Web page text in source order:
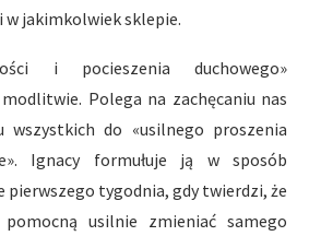
w jakimkolwiek sklepie.
i pocieszenia duchowego»
Polega na zachęcaniu nas
wszystkich do «usilnego proszenia
Ignacy formułuje ją w sposób
pierwszego tygodnia, gdy twierdzi, że
usilnie zmieniać samego